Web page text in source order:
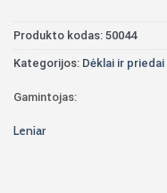
Produkto kodas: 50044
Kategorijos: Dėklai ir
Gamintojas:
Leniar